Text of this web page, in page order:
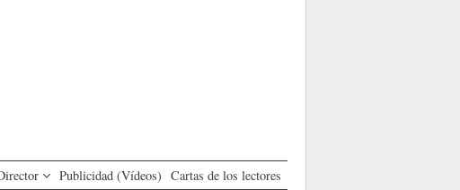
Publicidad (Vídeos) Cartas de los lectores